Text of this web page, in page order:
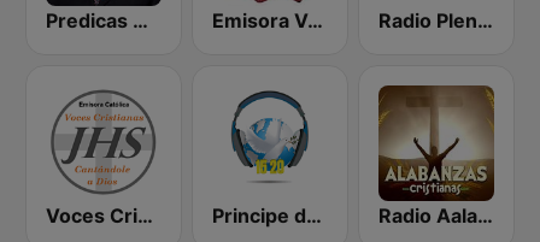
Predicas Armando Alducin Emisora Vallenata Cristiana Radio Plenitud Stereo
Voces Cristianas Principe de Paz Radio Aalabanzas Cristianas